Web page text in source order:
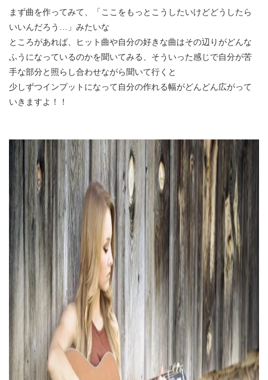
まず曲を作ってみて、「ここをもっとこうしたいけどどうしたら
いいんだろう…」みたいな
ところがあれば、ヒット曲や自分の好きな曲はその辺りがどんな
ふうになっているのかを聞いてみる、そういった感じで自分が苦
手な部分と照らし合わせながら聞いて行くと
少しずつインプットになって自分の作れる幅がどんどん広がって
いきますよ！！